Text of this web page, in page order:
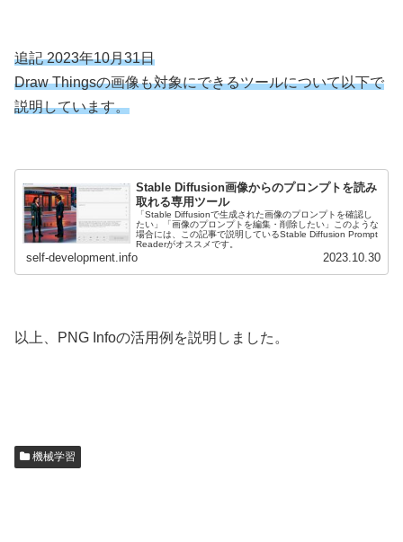
追記 2023年10月31日
Draw Thingsの画像も対象にできるツールについて以下で
説明しています。
Stable Diffusion画像からのプロンプトを読み
取れる専用ツール
「Stable Diffusionで生成された画像のプロンプトを確認し
たい」「画像のプロンプトを編集・削除したい」このような
場合には、この記事で説明しているStable Diffusion Prompt
Readerがオススメです。
self-development.info 2023.10.30
以上、PNG Infoの活用例を説明しました。
機械学習